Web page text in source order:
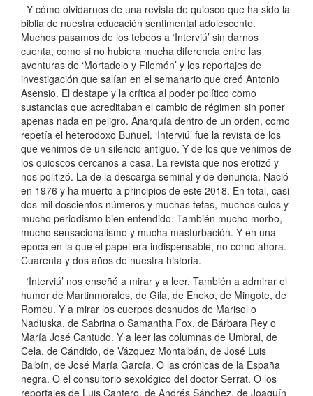
Y cómo olvidarnos de una revista de quiosco que ha sido la
biblia de nuestra educación sentimental adolescente.
Muchos pasamos de los tebeos a ‘Interviú’ sin darnos
cuenta, como si no hubiera mucha diferencia entre las
aventuras de ‘Mortadelo y Filemón’ y los reportajes de
investigación que salían en el semanario que creó Antonio
Asensio. El destape y la crítica al poder político como
sustancias que acreditaban el cambio de régimen sin poner
apenas nada en peligro. Anarquía dentro de un orden, como
repetía el heterodoxo Buñuel. ‘Interviú’ fue la revista de los
que venimos de un silencio antiguo. Y de los que venimos de
los quioscos cercanos a casa. La revista que nos erotizó y
nos politizó. La de la descarga seminal y de denuncia. Nació
en 1976 y ha muerto a principios de este 2018. En total, casi
dos mil doscientos números y muchas tetas, muchos culos y
mucho periodismo bien entendido. También mucho morbo,
mucho sensacionalismo y mucha masturbación. Y en una
época en la que el papel era indispensable, no como ahora.
Cuarenta y dos años de nuestra historia.
‘Interviú’ nos enseñó a mirar y a leer. También a admirar el
humor de Martinmorales, de Gila, de Eneko, de Mingote, de
Romeu. Y a mirar los cuerpos desnudos de Marisol o
Nadiuska, de Sabrina o Samantha Fox, de Bárbara Rey o
María José Cantudo. Y a leer las columnas de Umbral, de
Cela, de Cándido, de Vázquez Montalbán, de José Luis
Balbín, de José María García. O las crónicas de la España
negra. O el consultorio sexológico del doctor Serrat. O los
reportajes de Luis Cantero, de Andrés Sánchez, de Joaquín